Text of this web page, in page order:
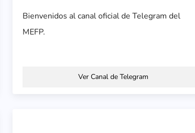
Bienvenidos al canal oficial de Telegram del
MEFP.
Ver Canal de Telegram